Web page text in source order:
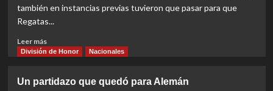
marcar
inicio
bueno
también en instancias previas tuvieron que pasar para que
Regatas...
Leer másRead
more
la
División de Honor Nacionales
Un partidazo que quedó para Alemán